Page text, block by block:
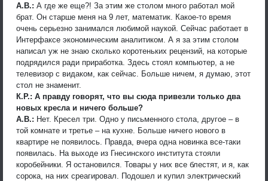
А.В.: А где же еще?! За этим же столом много работал мой
брат. Он старше меня на 9 лет, математик. Какое-то время
очень серьезно занимался любимой наукой. Сейчас работает в
Интерфаксе экономическим аналитиком. А я за этим столом
написал уж не знаю сколько коротеньких рецензий, на которые
подрядился ради приработка. Здесь стоял компьютер, а не
телевизор с видаком, как сейчас. Больше ничем, я думаю, этот
стол не знаменит.
К.Р.: А правду говорят, что вы сюда привезли только два
новых кресла и ничего больше?
А.В.: Нет. Кресел три. Одно у письменного стола, другое – в
той комнате и третье – на кухне. Больше ничего нового в
квартире не появилось. Правда, вчера одна новинка все-таки
появилась. На выходе из Гнесинского института стояли
коробейники. Я остановился. Товары у них все блестят, и я, как
сорока, на них среагировал. Подошел и купил электрический